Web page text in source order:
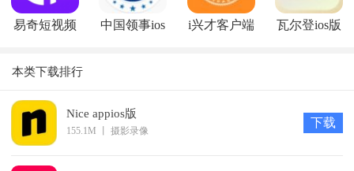
【强大的美颜功能】
Filmigo视频剪辑软件自带美颜相机，默认的美颜功效让照
身、去黑眼圈功能齐全，效果自然。
易奇短视频
中国领事ios
i兴才客户端
瓦尔登ios版
本类下载排行
Nice appios版
155.1M 摄影录像
下载